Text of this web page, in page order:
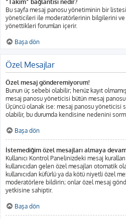
“Takım” bağlantısı nedir?
Bu sayfa mesaj panosu yönetiminin bir
yöneticileri ile moderatörlerinin bilgilerini ve
yönettikleri forumları içerir.
Başa dön
Özel Mesajlar
Özel mesaj gönderemiyorum!
Bunun üç sebebi olabilir; henüz kayıt
mesaj panosu yöneticisi bütün mesaj
Üçüncü olanak ise: mesaj panosu yöneticisi
olabilir, bu durumda kendisine nedenini
Başa dön
İstemediğim özel mesajları almaya
Kullanıcı Kontrol Panelinizdeki mesaj
kullanıcıdan gelen özel mesajları otomatik
kullanıcıdan küfürlü ya da kötü niyetli özel
moderatörlere bildirin; onlar özel mesaj
yetkisine sahiptir.
Başa dön